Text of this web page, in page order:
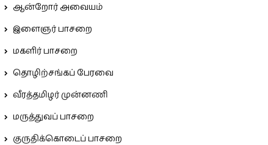
ஆன்றோர் அவையம்
இளைஞர் பாசறை
மகளிர் பாசறை
தொழிற்சங்கப் பேரவை
வீரத்தமிழர் முன்னணி
மருத்துவப் பாசறை
குருதிக்கொடைப் பாசறை